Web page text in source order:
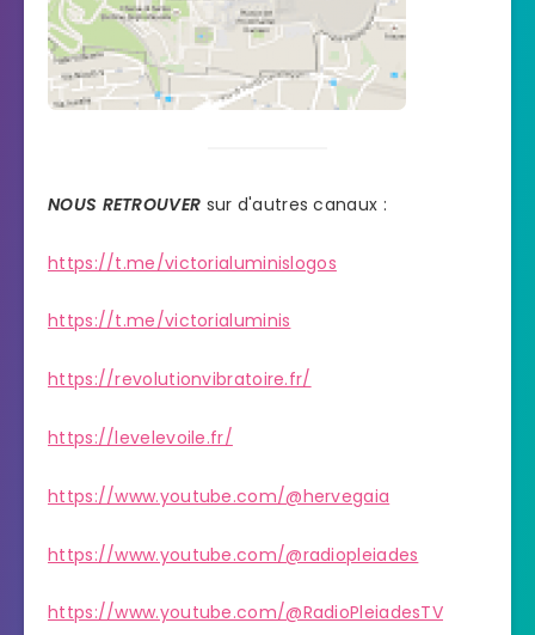
NOUS RETROUVER sur d'autres canaux :
https://t.me/victorialuminislogos
https://t.me/victorialuminis
https://revolutionvibratoire.fr/
https://levelevoile.fr/
https://www.youtube.com/@hervegaia
https://www.youtube.com/@radiopleiades
https://www.youtube.com/@RadioPleiadesTV